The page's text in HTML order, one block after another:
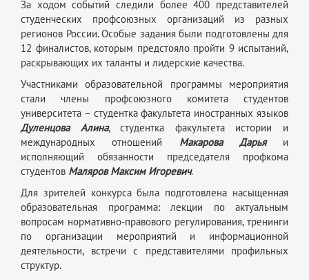
За ходом событий следили более 400 представителей
студенческих профсоюзных организаций из разных
регионов России.Особые задания были подготовлены для
12 финалистов, которым предстояло пройти 9 испытаний,
раскрывающих их таланты и лидерские качества.
Участниками образовательной программы мероприятия
стали члены профсоюзного комитета студентов
университета – студентка факультета иностранных языков
Дуленцова Алина, студентка факультета истории и
международных отношений Макарова Дарья и
исполняющий обязанности председателя профкома
студентов Маляров Максим Игоревич.
Для зрителей конкурса была подготовлена насыщенная
образовательная программа: лекции по актуальным
вопросам нормативно-правового регулирования, тренинги
по организации мероприятий и информационной
деятельности, встречи с представителями профильных
структур.